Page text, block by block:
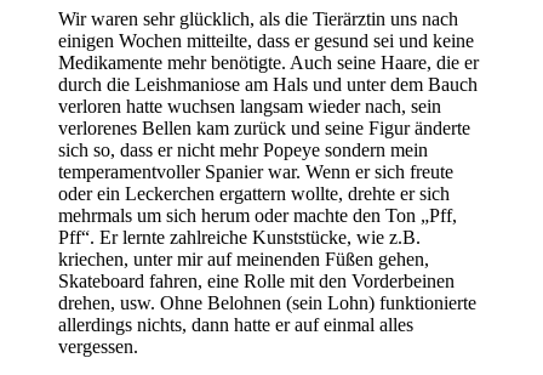
Wir waren sehr glücklich, als die Tierärztin uns nach
einigen Wochen mitteilte, dass er gesund sei und keine
Medikamente mehr benötigte. Auch seine Haare, die er
durch die Leishmaniose am Hals und unter dem Bauch
verloren hatte wuchsen langsam wieder nach, sein
verlorenes Bellen kam zurück und seine Figur änderte
sich so, dass er nicht mehr Popeye sondern mein
temperamentvoller Spanier war. Wenn er sich freute
oder ein Leckerchen ergattern wollte, drehte er sich
mehrmals um sich herum oder machte den Ton „Pff,
Pff“. Er lernte zahlreiche Kunststücke, wie z.B.
kriechen, unter mir auf meinenden Füßen gehen,
Skateboard fahren, eine Rolle mit den Vorderbeinen
drehen, usw. Ohne Belohnen (sein Lohn) funktionierte
allerdings nichts, dann hatte er auf einmal alles
vergessen.